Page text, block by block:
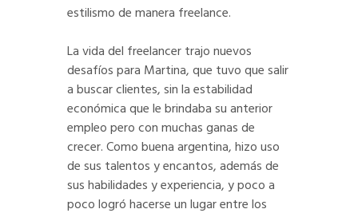
estilismo de manera freelance.
La vida del freelancer trajo nuevos
desafíos para Martina, que tuvo que salir
a buscar clientes, sin la estabilidad
económica que le brindaba su anterior
empleo pero con muchas ganas de
crecer. Como buena argentina, hizo uso
de sus talentos y encantos, además de
sus habilidades y experiencia, y poco a
poco logró hacerse un lugar entre los